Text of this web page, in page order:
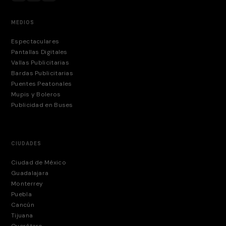
MEDIOS
Espectaculares
Pantallas Digitales
Vallas Publicitarias
Bardas Publicitarias
Puentes Peatonales
Mupis y Boleros
Publicidad en Buses
CIUDADES
Ciudad de México
Guadalajara
Monterrey
Puebla
Cancún
Tijuana